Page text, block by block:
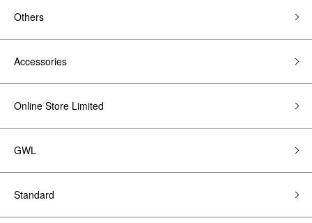
Others
Accessories
Online Store Limited
GWL
Standard